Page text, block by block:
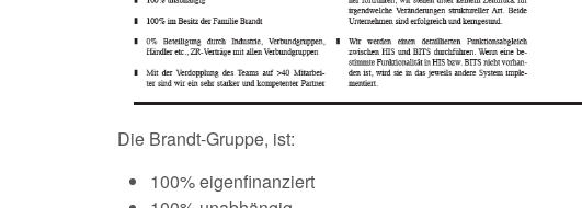
Die Brandt-Gruppe, ist:
100% eigenfinanziert